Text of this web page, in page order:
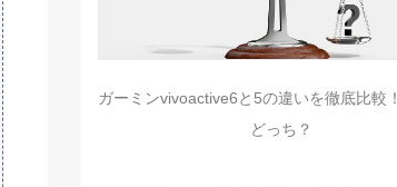
ガーミンvivoactive6と5の違いを徹底比較
どっち？